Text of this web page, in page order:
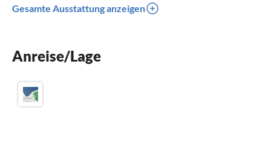
Spülmaschine
Balkon
Gesamte Ausstattung anzeigen
Anreise/Lage